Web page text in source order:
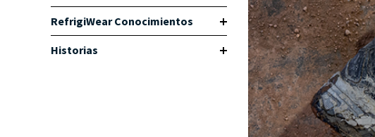
RefrigiWear Conocimientos
Historias